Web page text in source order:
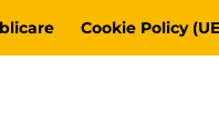
Cookie Policy